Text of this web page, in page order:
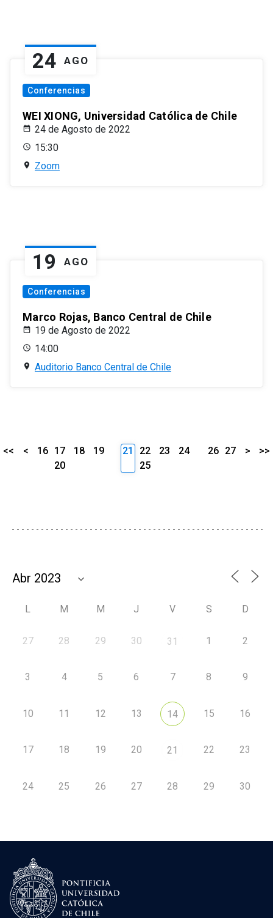
24 AGO
Conferencias
WEI XIONG, Universidad Católica de Chile
24 de Agosto de 2022
15:30
Zoom
19 AGO
Conferencias
Marco Rojas, Banco Central de Chile
19 de Agosto de 2022
14:00
Auditorio Banco Central de Chile
<< < 16 17 18
19
20
21 22 23
24
25
26 27 > >>
L M M J V S D
27 28 29 30 31 1 2
3 4 5 6 7 8 9
10 11 12 13 14 15 16
17 18 19 20 21 22 23
24 25 26 27 28 29 30